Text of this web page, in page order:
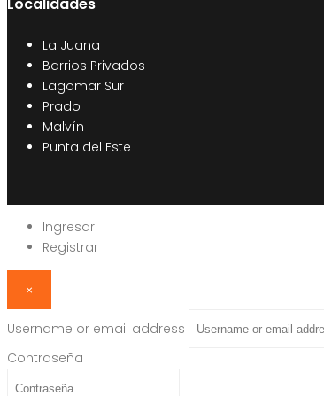
La Juana
Barrios Privados
Lagomar Sur
Prado
Malvín
Punta del Este
Ingresar
Registrar
×
Username or email address
Contraseña